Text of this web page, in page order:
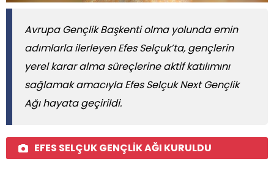
Avrupa Gençlik Başkenti olma yolunda emin
adımlarla ilerleyen Efes Selçuk’ta, gençlerin
yerel karar alma süreçlerine aktif katılımını
sağlamak amacıyla Efes Selçuk Next Gençlik
Ağı hayata geçirildi.
EFES SELÇUK GENÇLİK AĞI KURULDU